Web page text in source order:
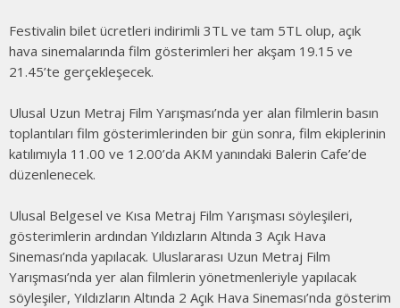
Festivalin bilet ücretleri indirimli 3TL ve tam 5TL olup, açık
hava sinemalarında film gösterimleri her akşam 19.15 ve
21.45’te gerçekleşecek.
Ulusal Uzun Metraj Film Yarışması’nda yer alan filmlerin basın
toplantıları film gösterimlerinden bir gün sonra, film ekiplerinin
katılımıyla 11.00 ve 12.00’da AKM yanındaki Balerin Cafe’de
düzenlenecek.
Ulusal Belgesel ve Kısa Metraj Film Yarışması söyleşileri,
gösterimlerin ardından Yıldızların Altında 3 Açık Hava
Sineması’nda yapılacak. Uluslararası Uzun Metraj Film
Yarışması’nda yer alan filmlerin yönetmenleriyle yapılacak
söyleşiler, Yıldızların Altında 2 Açık Hava Sineması’nda gösterim